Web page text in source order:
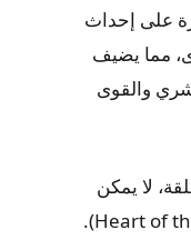
على إحداث
مما يضيف
والقوى
لا يمكن
تجاهل قلب الكون (Heart of the Universe).